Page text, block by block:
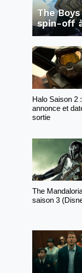
The
spin-off
Halo Saison 2
annonce et
sortie
The
saison 3